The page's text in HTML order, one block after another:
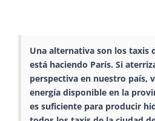
Una alternativa son los taxis
está haciendo París. Si
perspectiva en nuestro país,
energía disponible en la
es suficiente para producir